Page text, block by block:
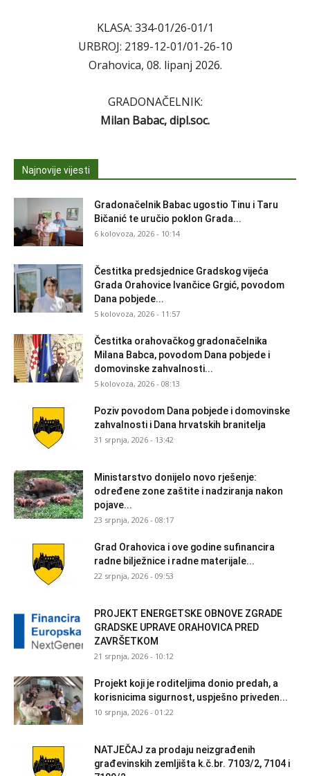
KLASA: 334-01/26-01/1
URBROJ: 2189-12-01/01-26-10
Orahovica, 08. lipanj 2026.
GRADONAČELNIK:
Milan Babac, dipl.soc.
Najnovije vijesti
Gradonačelnik Babac ugostio Tinu i Taru
Bičanić te uručio poklon Grada...
6 kolovoza, 2026 - 10:14
Čestitka predsjednice Gradskog vijeća
Grada Orahovice Ivančice Grgić, povodom
Dana pobjede...
5 kolovoza, 2026 - 11:57
Čestitka orahovačkog gradonačelnika
Milana Babca, povodom Dana pobjede i
domovinske zahvalnosti...
5 kolovoza, 2026 - 08:13
Poziv povodom Dana pobjede i domovinske
zahvalnosti i Dana hrvatskih branitelja
31 srpnja, 2026 - 13:42
Ministarstvo donijelo novo rješenje:
određene zone zaštite i nadziranja nakon
pojave...
23 srpnja, 2026 - 08:17
Grad Orahovica i ove godine sufinancira
radne bilježnice i radne materijale...
22 srpnja, 2026 - 09:53
PROJEKT ENERGETSKE OBNOVE ZGRADE
GRADSKE UPRAVE ORAHOVICA PRED
ZAVRŠETKOM
21 srpnja, 2026 - 10:12
Projekt koji je roditeljima donio predah, a
korisnicima sigurnost, uspješno priveden...
10 srpnja, 2026 - 01:22
NATJEČAJ za prodaju neizgrađenih
građevinskih zemljišta k.č.br. 7103/2, 7104 i